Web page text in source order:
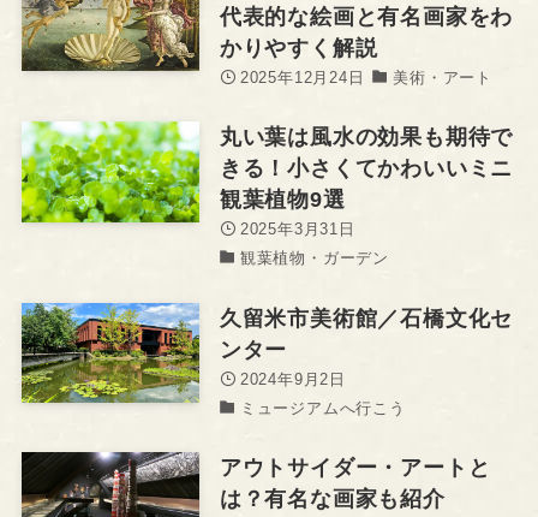
代表的な絵画と有名画家をわ
かりやすく解説
2025年12月24日 美術・アート
丸い葉は風水の効果も期待で
きる！小さくてかわいいミニ
観葉植物9選
2025年3月31日
観葉植物・ガーデン
久留米市美術館／石橋文化セ
ンター
2024年9月2日
ミュージアムへ行こう
アウトサイダー・アートと
は？有名な画家も紹介